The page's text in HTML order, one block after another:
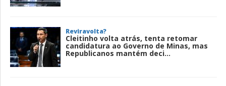
Reviravolta?
Cleitinho volta atrás, tenta retomar
candidatura ao Governo de Minas, mas
Republicanos mantém deci...